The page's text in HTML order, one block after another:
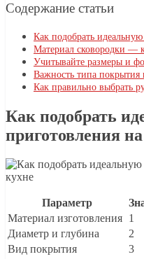
Содержание статьи
Как подобрать
Материал сковородки —
Учитывайте размеры и
Важность типа покрытия
Как правильно выбрать
Как подобрать
приготовления
Параметр
Материал изготовления 1
Диаметр и глубина
2
Вид покрытия
3